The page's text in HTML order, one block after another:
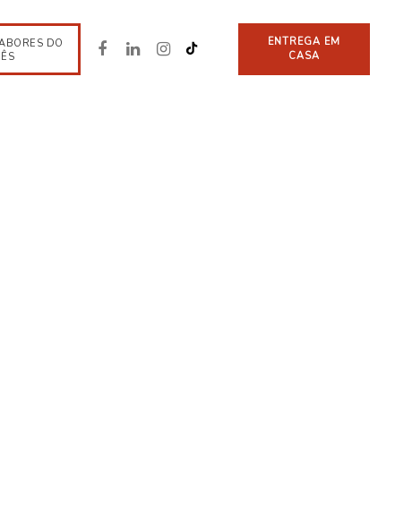
DO
ENTREGA EM
CASA